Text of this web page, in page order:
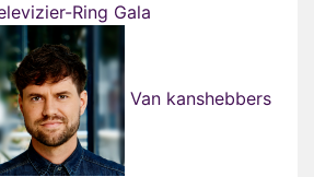
Ring Gala
Van kanshebbers